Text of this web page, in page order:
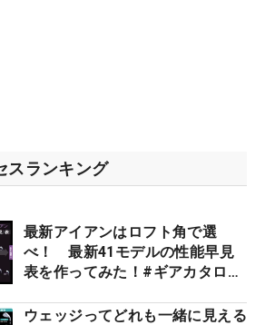
スランキング
最新アイアンはロフト角で選
べ！ 最新41モデルの性能早見
表を作ってみた！#ギアカタログ
ウェッジってどれも一緒に見える